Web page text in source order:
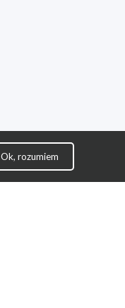
Ok, rozumiem